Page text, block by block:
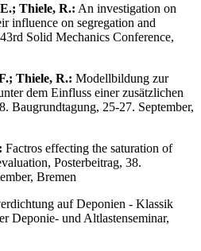
Thiele, R.: An investigation on
influence on segregation and
Solid Mechanics Conference,
Thiele, R.: Modellbildung zur
dem Einfluss einer zusätzlichen
Baugrundtagung, 25-27. September,
Factros effecting the saturation of
Posterbeitrag, 38.
Bremen
auf Deponien - Klassik
Deponie- und Altlastenseminar,